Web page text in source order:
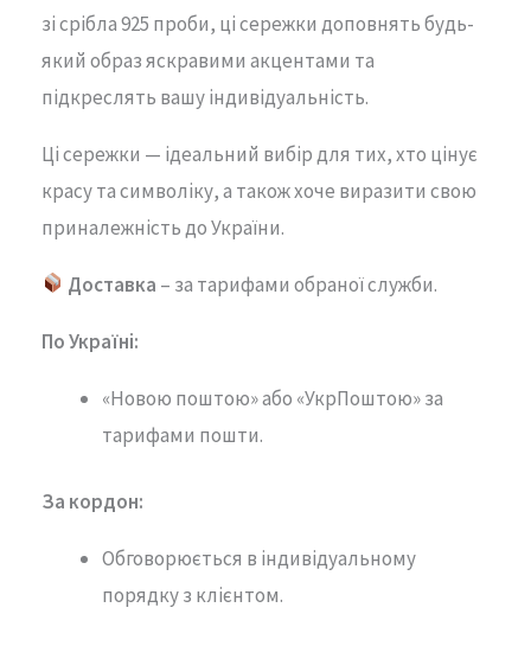
зісрібла925 проби, цісережки доповнятьбудь-
який образяскравими акцентами та
підкреслять вашуіндивідуальність.
Цісережки — ідеальний вибірдля тих,хто цінує
красутасимволіку,а такожхоче виразити свою
приналежністьдоУкраїни.
Доставка – за тарифами обраної служби.
По Україні:
«Новою поштою» або «УкрПоштою» за
тарифами пошти.
За кордон:
Обговорюється в індивідуальному
порядку з клієнтом.